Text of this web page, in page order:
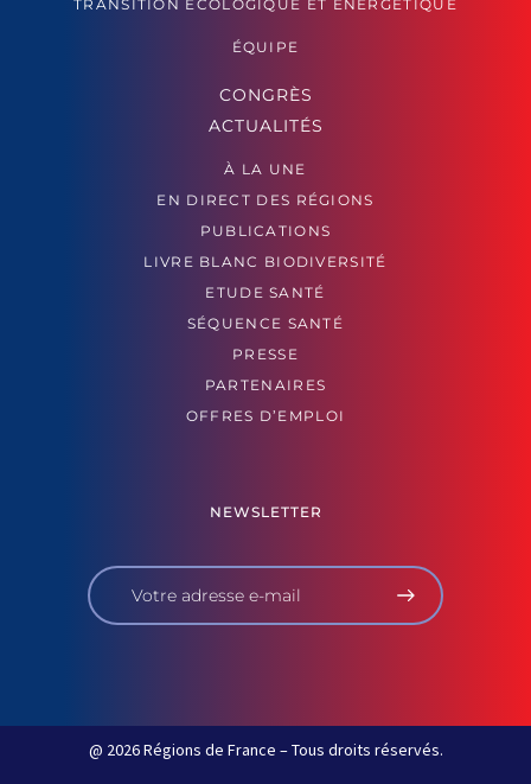
TRANSITION ÉCOLOGIQUE ET ÉNERGÉTIQUE
ÉQUIPE
CONGRÈS
ACTUALITÉS
À LA UNE
EN DIRECT DES RÉGIONS
PUBLICATIONS
LIVRE BLANC BIODIVERSITÉ
ETUDE SANTÉ
SÉQUENCE SANTÉ
PRESSE
PARTENAIRES
OFFRES D’EMPLOI
NEWSLETTER
@ 2026 Régions de France – Tous droits réservés.